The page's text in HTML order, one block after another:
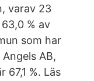
varav 23
% av
som har
AB,
%. Läs